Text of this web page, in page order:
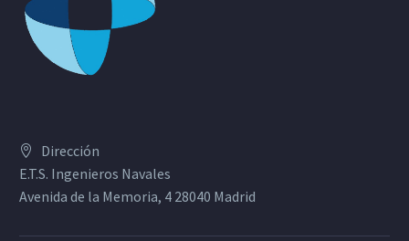
Dirección
E.T.S. Ingenieros Navales
Avenida de la Memoria, 4 28040 Madrid